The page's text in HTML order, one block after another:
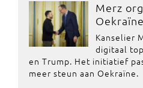
Merz
Oekraïne
Kanselier
digitaal
en Trump. Het initiatief
meer steun aan Oekraïne.